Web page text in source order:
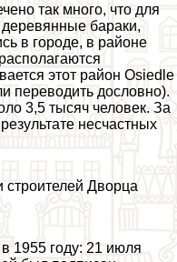
так много, что для
баpaки,
в городе, в районе
этот район Osiedle
переводить дословно).
3,5 тысяч человек. За
несчастных
строителей Дворца
1955 году: 21 июля